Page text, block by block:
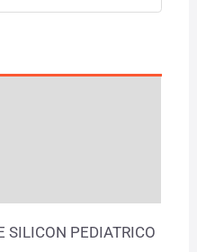
SILICON PEDIATRICO